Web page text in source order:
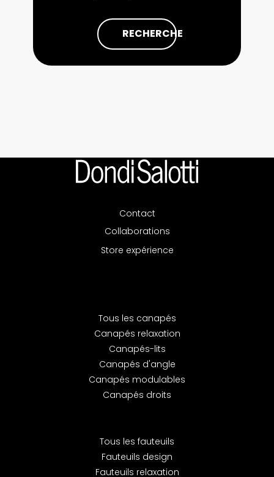
RECHERCHE
Tous les canapés
Canapés relaxation
Canapés-lits
Canapés d'angle
Canapés modulables
Canapés droits
Tous les fauteuils
Fauteuils design
Fauteuils relaxation
Contact
Collaborations
Store expérience